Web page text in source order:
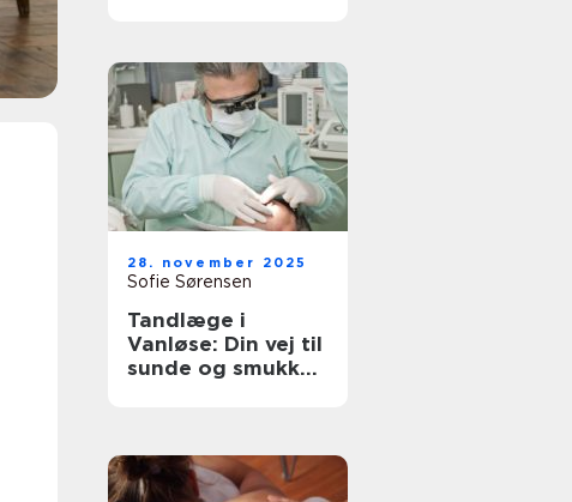
28. november 2025
Sofie Sørensen
Tandlæge i
Vanløse: Din vej til
sunde og smukke